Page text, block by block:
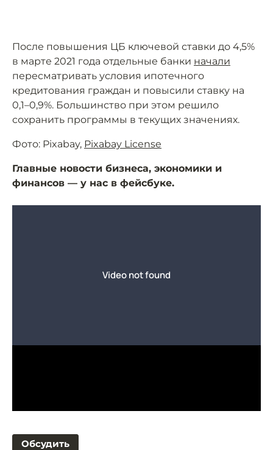
После повышения ЦБ ключевой ставки до 4,5%
в марте 2021 года отдельные банки начали
пересматривать условия ипотечного
кредитования граждан и повысили ставку на
0,1–0,9%. Большинство при этом решило
сохранить программы в текущих значениях.
Фото: Pixabay, Pixabay License
Главные новости бизнеса, экономики и
финансов — у нас в фейсбуке.
Обсудить